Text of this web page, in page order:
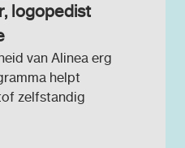
logopedist
van Alinea erg
helpt
zelfstandig